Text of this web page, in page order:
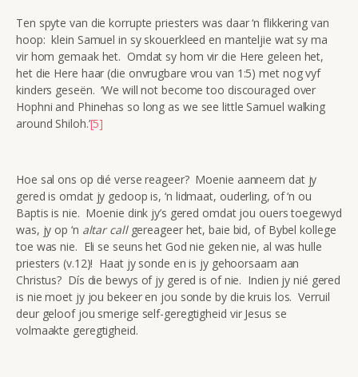
Ten spyte van die korrupte priesters was daar ‘n flikkering van
hoop: klein Samuel in sy skouerkleed en manteljie wat sy ma
vir hom gemaak het. Omdat sy hom vir die Here geleen het,
het die Here haar (die onvrugbare vrou van 1:5) met nog vyf
kinders geseën. ‘We will not become too discouraged over
Hophni and Phinehas so long as we see little Samuel walking
around Shiloh.’[5]
Hoe sal ons op dié verse reageer? Moenie aanneem dat jy
gered is omdat jy gedoop is, ‘n lidmaat, ouderling, of ‘n ou
Baptis is nie. Moenie dink jy’s gered omdat jou ouers toegewyd
was, jy op ‘n altar call gereageer het, baie bid, of Bybel kollege
toe was nie. Eli se seuns het God nie geken nie, al was hulle
priesters (v.12)! Haat jy sonde en is jy gehoorsaam aan
Christus? Dís die bewys of jy gered is of nie. Indien jy nié gered
is nie moet jy jou bekeer en jou sonde by die kruis los. Verruil
deur geloof jou smerige self-geregtigheid vir Jesus se
volmaakte geregtigheid.